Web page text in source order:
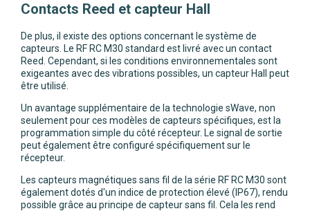
Contacts Reed et capteur Hall
De plus, il existe des options concernant le système de
capteurs. Le RF RC M30 standard est livré avec un contact
Reed. Cependant, si les conditions environnementales sont
exigeantes avec des vibrations possibles, un capteur Hall peut
être utilisé.
Un avantage supplémentaire de la technologie sWave, non
seulement pour ces modèles de capteurs spécifiques, est la
programmation simple du côté récepteur. Le signal de sortie
peut également être configuré spécifiquement sur le
récepteur.
Les capteurs magnétiques sans fil de la série RF RC M30 sont
également dotés d'un indice de protection élevé (IP67), rendu
possible grâce au principe de capteur sans fil. Cela les rend